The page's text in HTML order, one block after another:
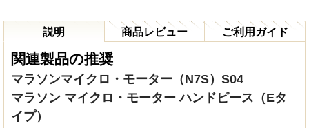
説明 商品レビュー ご利用ガイド
関連製品の推奨
マラソンマイクロ・モーター（N7S）S04
マラソン マイクロ・モーター ハンドピース（Eタ
イプ）